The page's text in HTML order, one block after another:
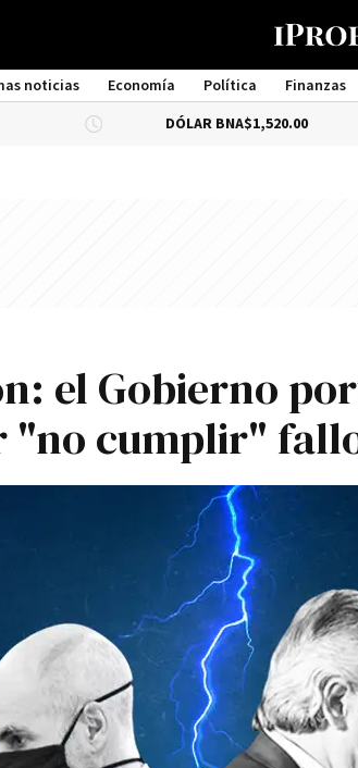
noticias Economía Política Finanzas
DÓLAR BNA$1,520.00
el Gobierno
"no cumplir"